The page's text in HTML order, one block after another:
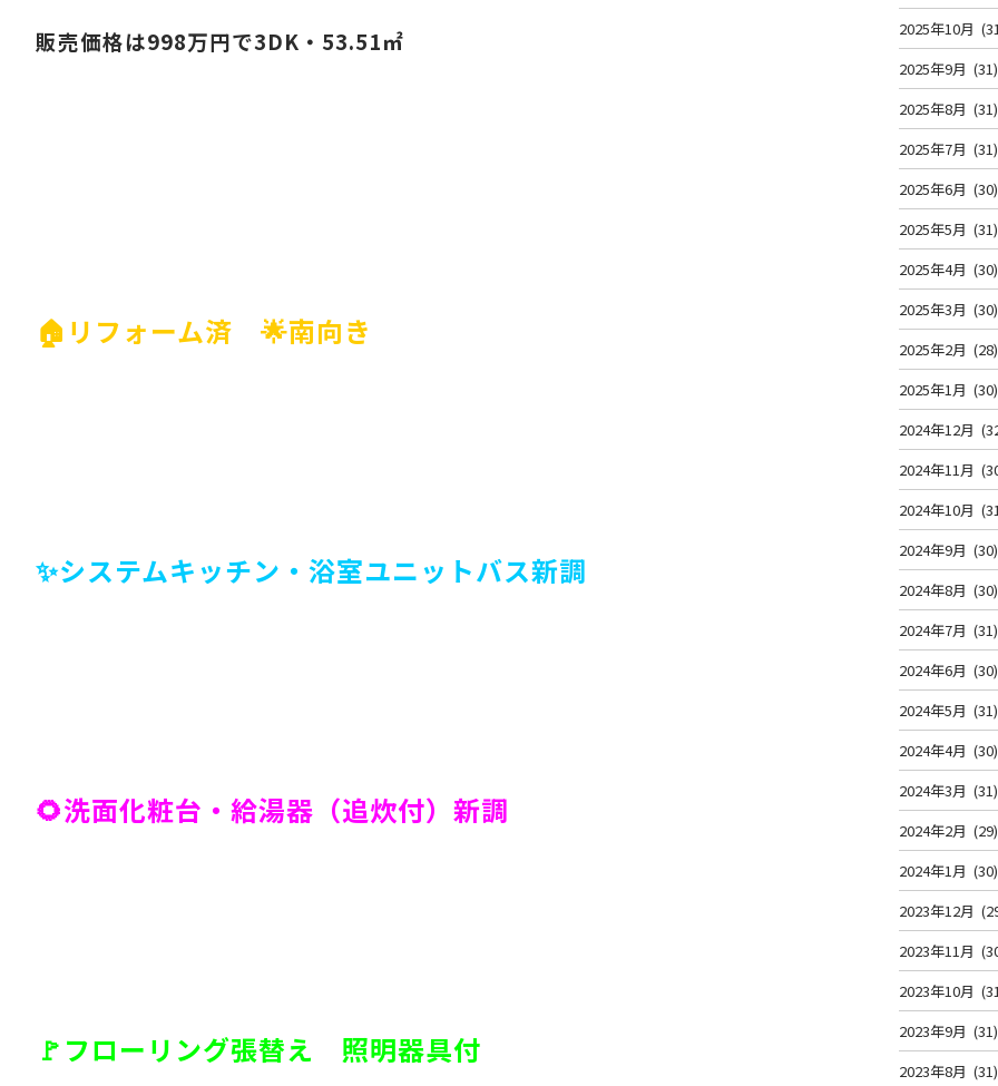
販売価格は998万円で3DK・53.51㎡
🏠リフォーム済 🌟南向き
✨システムキッチン・浴室ユニットバス新調
🌻洗面化粧台・給湯器（追炊付）新調
🚩フローリング張替え 照明器具付
2025年10月
2025年9月 (31)
2025年8月 (31)
2025年7月 (31)
2025年6月 (30)
2025年5月 (31)
2025年4月 (30)
2025年3月 (30)
2025年2月 (28)
2025年1月 (30)
2024年12月
2024年11月
2024年10月
2024年9月 (30)
2024年8月 (30)
2024年7月 (31)
2024年6月 (30)
2024年5月 (31)
2024年4月 (30)
2024年3月 (31)
2024年2月 (29)
2024年1月 (30)
2023年12月
2023年11月
2023年10月
2023年9月 (31)
2023年8月 (31)